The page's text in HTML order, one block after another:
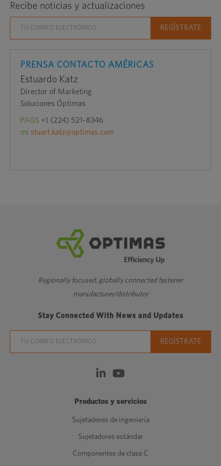
Recibe noticias y actualizaciones
PRENSA CONTACTO AMÉRICAS
Estuardo Katz
Director of Marketing
Soluciones Óptimas
PAGS +1 (224) 521-8346
mi stuart.katz@optimas.com
Regionally focused, globally connected fastener
manufacturer/distributor
Stay Connected With News and Updates
Productos y servicios
Sujetadores de ingeniería
Sujetadores estándar
Componentes de clase C